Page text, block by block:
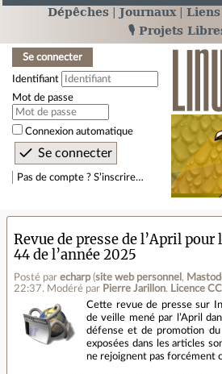
Dépêches Journaux Liens
🎙️ Projets
Se connecter
Identifiant
Mot de passe
Connexion automatique
Pas de compte ? S’inscrire…
Revue de presse de l’April pour
44 de l’année 2025
Posté par echarp(site web personnel ,
22:37. Modéré par Pierre Jarillon. Licence
Cette revue de presse sur
de veille mené par l’April
défense et de promotion
exposées dans les articles
ne rejoignent pas forcément